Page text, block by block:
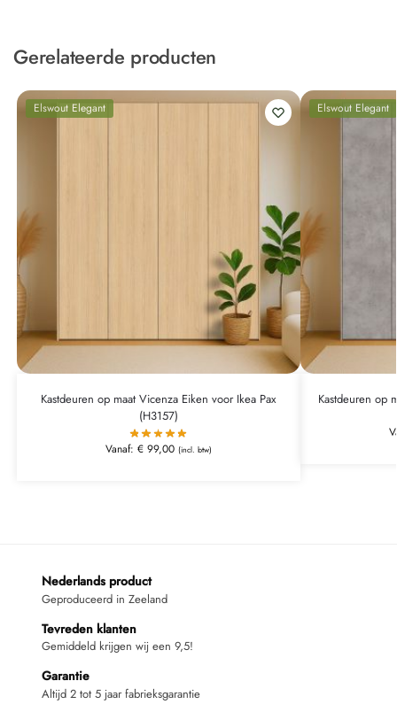
Gerelateerde producten
Elswout Elegant
Kastdeuren op maat Vicenza Eiken voor Ikea Pax
(H3157)
Vanaf: €99,00 (incl. btw)
Elswout Elegant
Kastdeuren op
Nederlands product
Geproduceerd in Zeeland
Tevreden klanten
Gemiddeld krijgen wij een 9,5!
Garantie
Altijd 2 tot 5 jaar fabrieksgarantie